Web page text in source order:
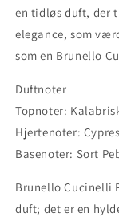
en tidløs duft, der
elegance, som
som en Brunello
Duftnoter
Topnoter:
Hjertenoter:
Basenoter: Sort
Brunello Cucinelli
duft; det er en